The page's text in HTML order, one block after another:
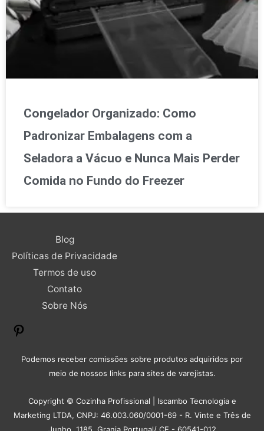
Congelador Organizado: Como
Padronizar Embalagens com a
Seladora a Vácuo e Nunca Mais Perder
Comida no Fundo do Freezer
Blog
Políticas de Privacidade
Termos de uso
Contato
Sobre Nós
Pinterest
Podemos receber comissões sobre produtos adquiridos por
meio de nossos links para sites de varejistas.
Copyright © Cozinha Profissional | Iscambo Tecnologia e
Marketing LTDA, CNPJ: 46.003.060/0001-69 - R. Vinte e Três de